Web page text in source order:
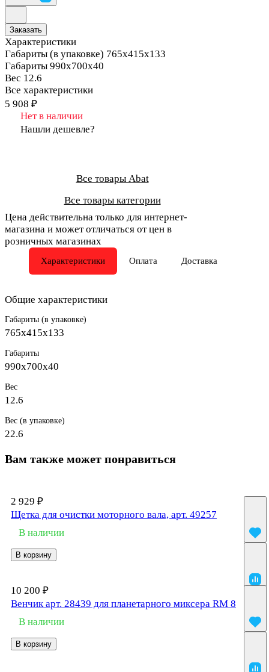
Заказать
Характеристики
Габариты (в упаковке) 765х415х133
Габариты 990х700х40
Вес 12.6
Все характеристики
5 908 ₽
Нет в наличии
Нашли дешевле?
Все товары Abat
Все товары категории
Цена действительна только для интернет-
магазина и может отличаться от цен в
розничных магазинах
Характеристики Оплата Доставка
Общие характеристики
Габариты (в упаковке)
765х415х133
Габариты
990х700х40
Вес
12.6
Вес (в упаковке)
22.6
Вам также может понравиться
2 929 ₽
Щетка для очистки моторного вала, арт. 49257
В наличии
В корзину
10 200 ₽
Венчик арт. 28439 для планетарного миксера RM 8
В наличии
В корзину